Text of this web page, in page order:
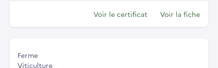
Voir le certificat Voir la fiche
Ferme
Viticulture